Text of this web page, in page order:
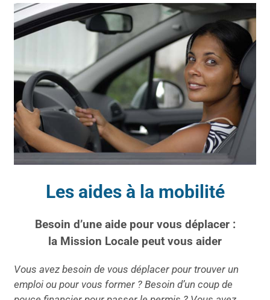
Les aides à la mobilité
Besoin d’une aide pour vous déplacer :
la Mission Locale peut vous aider
Vous avez besoin de vous déplacer pour trouver un
emploi ou pour vous former ? Besoin d’un coup de